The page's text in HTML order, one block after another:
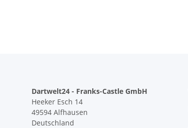
Dartwelt24 - Franks-Castle GmbH
Heeker Esch 14
49594 Alfhausen
Deutschland